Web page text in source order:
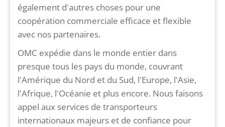
également d'autres choses pour une
coopération commerciale efficace et flexible
avec nos partenaires.
OMC expédie dans le monde entier dans
presque tous les pays du monde, couvrant
l'Amérique du Nord et du Sud, l'Europe, l'Asie,
l'Afrique, l'Océanie et plus encore. Nous faisons
appel aux services de transporteurs
internationaux majeurs et de confiance pour